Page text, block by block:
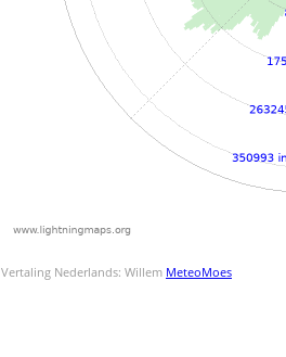
Vertaling Nederlands: Willem MeteoMoes